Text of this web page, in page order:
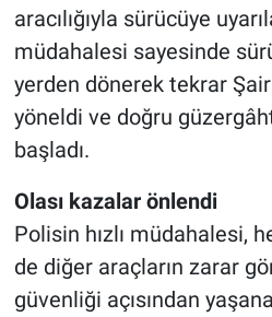
aracılığıyla sürücüye
müdahalesi sayesinde
yerden dönerek tekrar
yöneldi ve doğru
başladı.
Olası kazalar önlendi
Polisin hızlı müdahalesi,
de diğer araçların zarar
güvenliği açısından